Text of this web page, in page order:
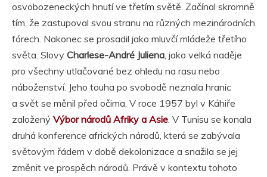
osvobozeneckých hnutí ve třetím světě. Začínal skromně
tím, že zastupoval svou stranu na různých mezinárodních
fórech. Nakonec se prosadil jako mluvčí mládeže třetího
světa. Slovy Charlese-André Juliena, jako velká naděje
pro všechny utlačované bez ohledu na rasu nebo
náboženství. Jeho touha po svobodě neznala hranic
a svět se měnil před očima. V roce 1957 byl v Káhiře
založený Výbor národů Afriky a Asie. V Tunisu se konala
druhá konference afrických národů, která se zabývala
světovým řádem v době dekolonizace a snažila se jej
změnit ve prospěch národů. Právě v kontextu tohoto